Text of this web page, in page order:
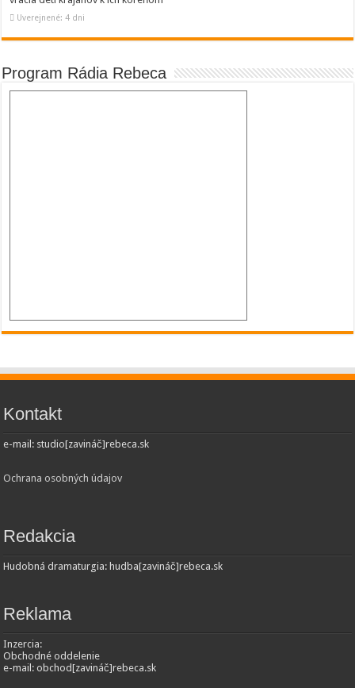
Uverejnené: 4 dni
Program Rádia Rebeca
Kontakt
e-mail: studio[zavináč]rebeca.sk
Ochrana osobných údajov
Redakcia
Hudobná dramaturgia: hudba[zavináč]rebeca.sk
Reklama
Inzercia:
Obchodné oddelenie
e-mail: obchod[zavináč]rebeca.sk